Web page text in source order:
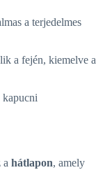
a terjedelmes
a fején, kiemelve a
kapucni
a hátlapon, amely